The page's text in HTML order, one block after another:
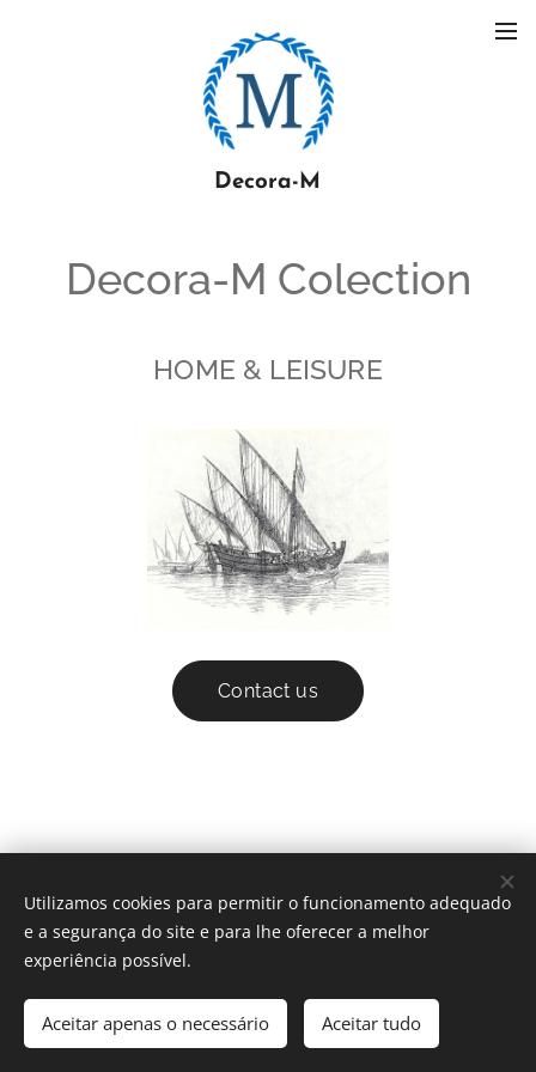
Decora-M
Decora-M Colection
HOME & LEISURE
Contact us
© 2022 decora-m All rights reserved
Cookies
Languages
Português
English
Utilizamos cookies para permitir o funcionamento adequado
e a segurança do site e para lhe oferecer a melhor
experiência possível.
Aceitar apenas o necessário Aceitar tudo